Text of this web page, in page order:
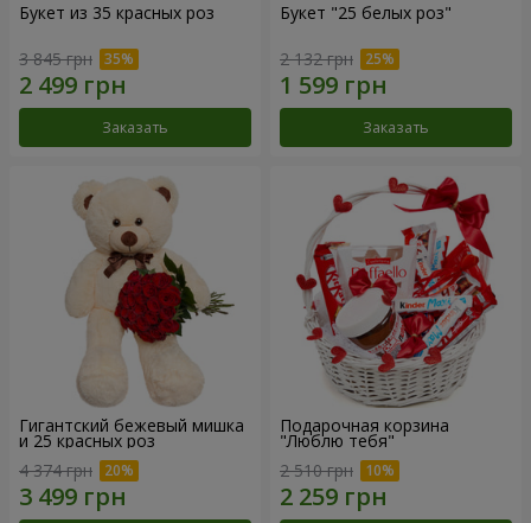
Букет из 35 красных роз
3 845 грн
Заказать
Букет "25 белых роз"
2 132 грн
Заказать
Гигантский бежевый мишка
и 25 красных роз
4 374 грн
Подарочная корзина
"Люблю тебя"
2 510 грн